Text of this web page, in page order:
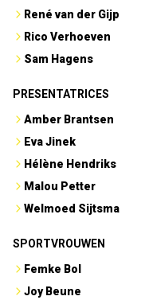
René van der Gijp
Rico Verhoeven
Sam Hagens
PRESENTATRICES
Amber Brantsen
Eva Jinek
Hélène Hendriks
Malou Petter
Welmoed Sijtsma
SPORTVROUWEN
Femke Bol
Joy Beune